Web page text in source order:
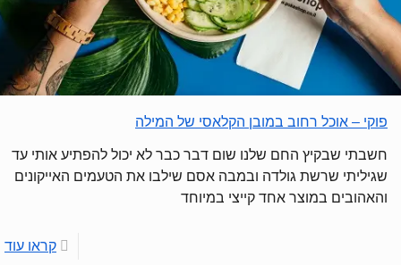
פוקי – אוכל רחוב במובן הקלאסי של המילה
חשבתי שבקיץ החם שלנו שום דבר כבר לא יכול להפתיע אותי עד
שגיליתי שרשת גולדה ובמבה אסם שילבו את הטעמים האייקונים
והאהובים במוצר אחד קייצי במיוחד
קראו עוד